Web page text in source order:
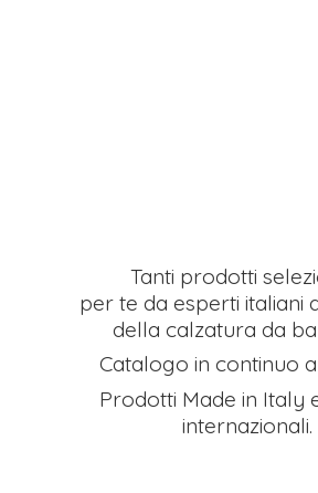
Tanti prodotti
per te da esperti italiani
della calzatura da
Catalogo in continuo
Prodotti Made in Italy
internazionali.